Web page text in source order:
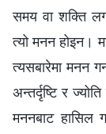
समय वा शक्ति
त्यो मनन होइन।
त्यसबारेमा मनन
अन्तर्दृष्टि र
मननबाट हासिल